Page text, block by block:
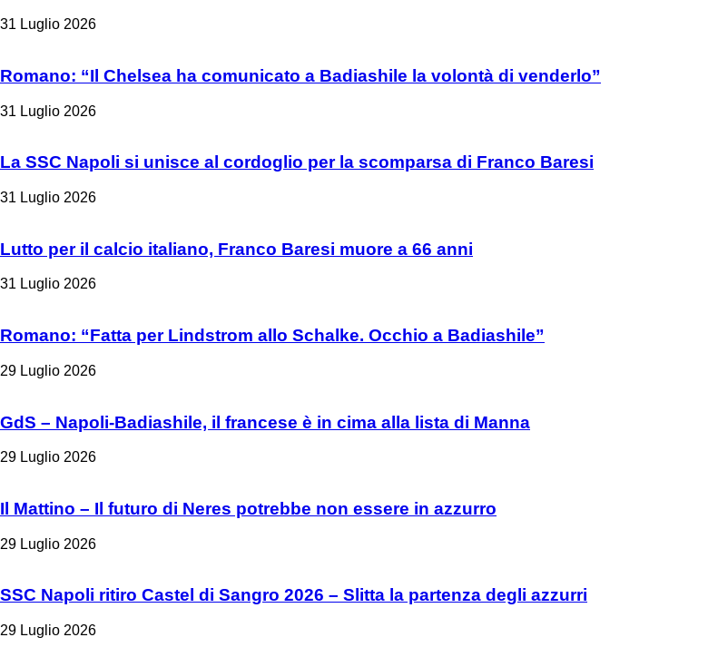
31 Luglio 2026
Romano: “Il Chelsea ha comunicato a Badiashile la volontà di venderlo”
31 Luglio 2026
La SSC Napoli si unisce al cordoglio per la scomparsa di Franco Baresi
31 Luglio 2026
Lutto per il calcio italiano, Franco Baresi muore a 66 anni
31 Luglio 2026
Romano: “Fatta per Lindstrom allo Schalke. Occhio a Badiashile”
29 Luglio 2026
GdS – Napoli-Badiashile, il francese è in cima alla lista di Manna
29 Luglio 2026
Il Mattino – Il futuro di Neres potrebbe non essere in azzurro
29 Luglio 2026
SSC Napoli ritiro Castel di Sangro 2026 – Slitta la partenza degli azzurri
29 Luglio 2026